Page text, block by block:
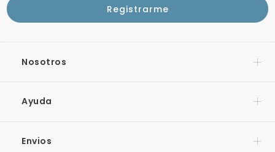
Nosotros
Ayuda
Envios